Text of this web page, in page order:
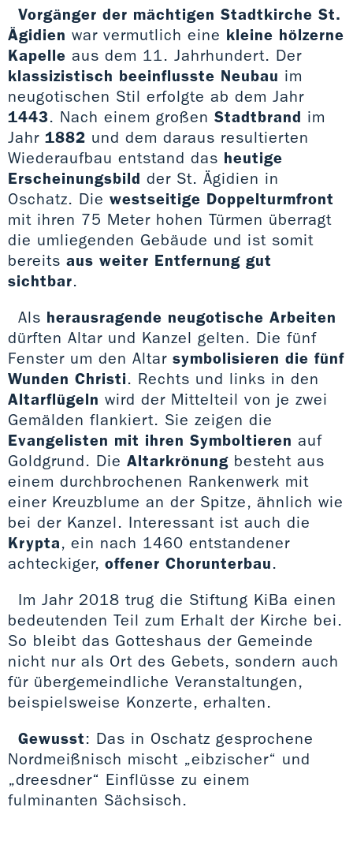
Vorgänger der mächtigen Stadtkirche St.
Ägidien war vermutlich eine kleine hölzerne
Kapelle aus dem 11. Jahrhundert. Der
klassizistisch beeinflusste Neubau im
neugotischen Stil erfolgte ab dem Jahr
1443. Nach einem großen Stadtbrand im
Jahr 1882 und dem daraus resultierten
Wiederaufbau entstand das heutige
Erscheinungsbild der St. Ägidien in
Oschatz. Die westseitige Doppelturmfront
mit ihren 75 Meter hohen Türmen überragt
die umliegenden Gebäude und ist somit
bereits aus weiter Entfernung gut
sichtbar.
Als herausragende neugotische Arbeiten
dürften Altar und Kanzel gelten. Die fünf
Fenster um den Altar symbolisieren die fünf
Wunden Christi. Rechts und links in den
Altarflügeln wird der Mittelteil von je zwei
Gemälden flankiert. Sie zeigen die
Evangelisten mit ihren Symboltieren auf
Goldgrund. Die Altarkrönung besteht aus
einem durchbrochenen Rankenwerk mit
einer Kreuzblume an der Spitze, ähnlich wie
bei der Kanzel. Interessant ist auch die
Krypta, ein nach 1460 entstandener
achteckiger, offener Chorunterbau.
Im Jahr 2018 trug die Stiftung KiBa einen
bedeutenden Teil zum Erhalt der Kirche bei.
So bleibt das Gotteshaus der Gemeinde
nicht nur als Ort des Gebets, sondern auch
für übergemeindliche Veranstaltungen,
beispielsweise Konzerte, erhalten.
Gewusst: Das in Oschatz gesprochene
Nordmeißnisch mischt „eibzischer“ und
„dreesdner“ Einflüsse zu einem
fulminanten Sächsisch.